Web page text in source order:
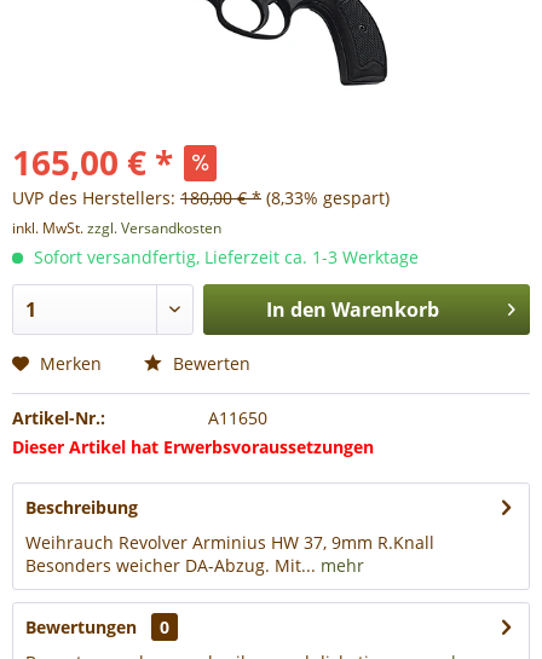
165,00 € *
UVP des Herstellers: 180,00 € * (8,33% gespart)
inkl. MwSt.zzgl. Versandkosten
Sofort versandfertig, Lieferzeit ca. 1-3 Werktage
In den Warenkorb
Merken Bewerten
Artikel-Nr.:
A11650
Dieser Artikel hat Erwerbsvoraussetzungen
Beschreibung
Weihrauch Revolver Arminius HW 37, 9mm R.Knall
Besonders weicher DA-Abzug. Mit... mehr
Bewertungen
0